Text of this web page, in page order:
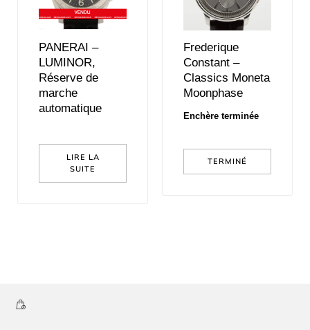
PANERAI –
LUMINOR,
Réserve de
marche
automatique
LIRE LA
SUITE
Frederique
Constant –
Classics Moneta
Moonphase
Enchère terminée
TERMINÉ